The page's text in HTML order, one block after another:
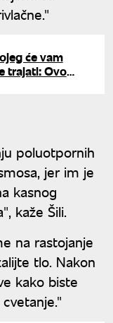
će vam
trajati: Ovo
poluotpornih
jer im je
kasnog
kaže Šili.
na rastojanje
tlo. Nakon
kako biste